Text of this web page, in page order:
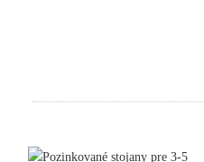
Pozinkované stojany pre 3-5